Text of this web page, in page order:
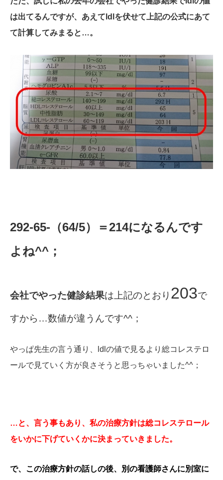
は出てるんですが、あえてldlを伏せて上記の公式にあて
て計算してみまると…。
292-65-（64/5）＝214になるんです
よね^^；
会社でやった健診結果は上記のとおり 203で
すから…数値が違うんです^^；
やっぱ先生の言う通り、ldlの値で見るより総コレステロ
ールで見ていく方が良さそうと思っちゃいました^^；
…と、言う事もあり、私の治療方針は総コレステロール
をいかに下げていくかに決まっていきました。
で、この治療方針の話しの後、別の看護師さんに別室に